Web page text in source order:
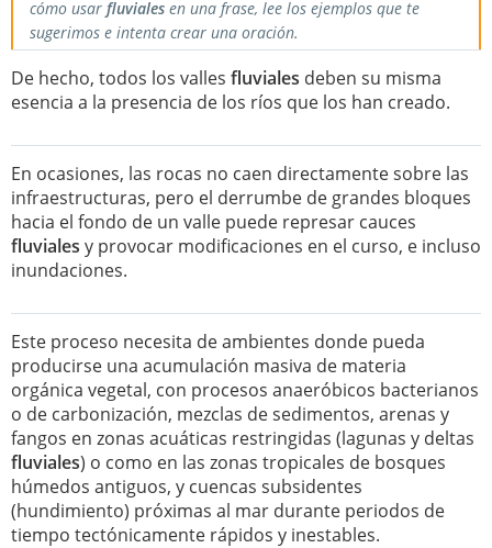
cómo usar fluviales en una frase, lee los ejemplos que te
sugerimos e intenta crear una oración.
De hecho, todos los valles fluviales deben su misma
esencia a la presencia de los ríos que los han creado.
En ocasiones, las rocas no caen directamente sobre las
infraestructuras, pero el derrumbe de grandes bloques
hacia el fondo de un valle puede represar cauces
fluviales y provocar modificaciones en el curso, e incluso
inundaciones.
Este proceso necesita de ambientes donde pueda
producirse una acumulación masiva de materia
orgánica vegetal, con procesos anaeróbicos bacterianos
o de carbonización, mezclas de sedimentos, arenas y
fangos en zonas acuáticas restringidas (lagunas y deltas
fluviales) o como en las zonas tropicales de bosques
húmedos antiguos, y cuencas subsidentes
(hundimiento) próximas al mar durante periodos de
tiempo tectónicamente rápidos y inestables.